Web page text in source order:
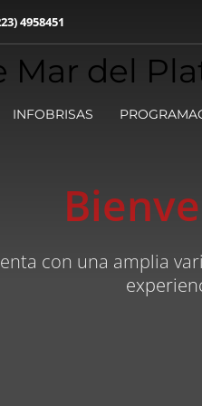
inspirar y transformar. Te
4958451
INFOBRISAS
con una amplia